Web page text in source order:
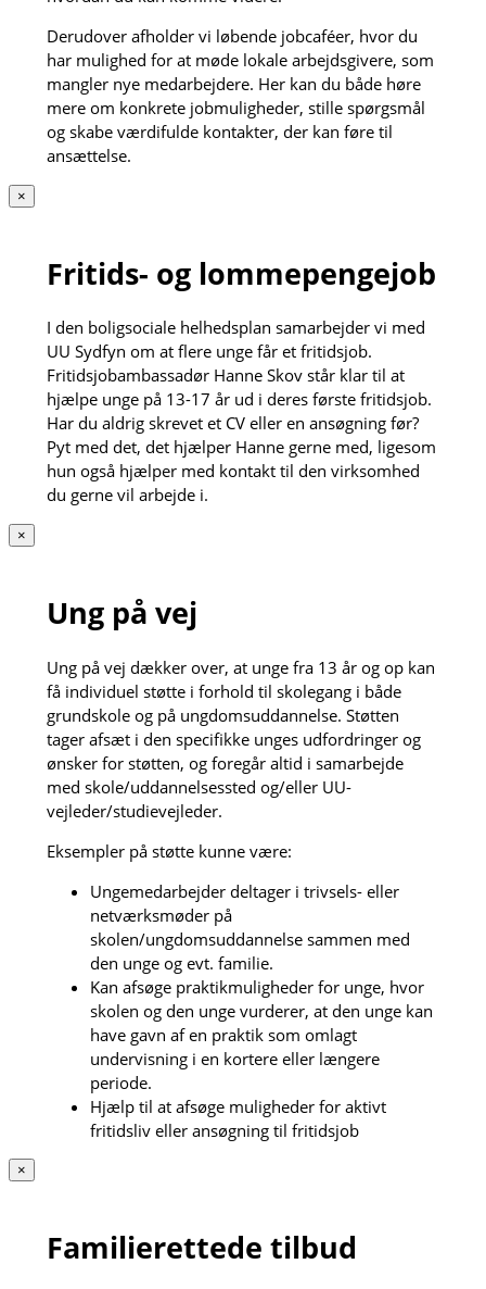
Derudover afholder vi løbende jobcaféer, hvor du
har mulighed for at møde lokale arbejdsgivere, som
mangler nye medarbejdere. Her kan du både høre
mere om konkrete jobmuligheder, stille spørgsmål
og skabe værdifulde kontakter, der kan føre til
ansættelse.
×
Fritids- og lommepengejob
I den boligsociale helhedsplan samarbejder vi med
UU Sydfyn om at flere unge får et fritidsjob.
Fritidsjobambassadør Hanne Skov står klar til at
hjælpe unge på 13-17 år ud i deres første fritidsjob.
Har du aldrig skrevet et CV eller en ansøgning før?
Pyt med det, det hjælper Hanne gerne med, ligesom
hun også hjælper med kontakt til den virksomhed
du gerne vil arbejde i.
×
Ung på vej
Ung på vej dækker over, at unge fra 13 år og op kan
få individuel støtte i forhold til skolegang i både
grundskole og på ungdomsuddannelse. Støtten
tager afsæt i den specifikke unges udfordringer og
ønsker for støtten, og foregår altid i samarbejde
med skole/uddannelsessted og/eller UU-
vejleder/studievejleder.
Eksempler på støtte kunne være:
Ungemedarbejder deltager i trivsels- eller
netværksmøder på
skolen/ungdomsuddannelse sammen med
den unge og evt. familie.
Kan afsøge praktikmuligheder for unge, hvor
skolen og den unge vurderer, at den unge kan
have gavn af en praktik som omlagt
undervisning i en kortere eller længere
periode.
Hjælp til at afsøge muligheder for aktivt
fritidsliv eller ansøgning til fritidsjob
×
Familierettede tilbud